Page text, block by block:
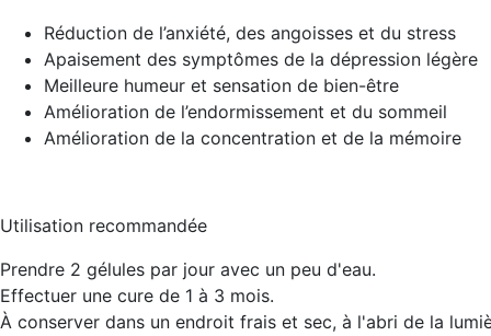
Réduction de l’anxiété, des angoisses et du stress
Apaisement des symptômes de la dépression légère
Meilleure humeur et sensation de bien-être
Amélioration de l’endormissement et du sommeil
Amélioration de la concentration et de la mémoire
Utilisation recommandée
Prendre 2 gélules par jour avec un peu d'eau.
Effectuer une cure de 1 à 3 mois.
À conserver dans un endroit frais et sec, à l'abri de la